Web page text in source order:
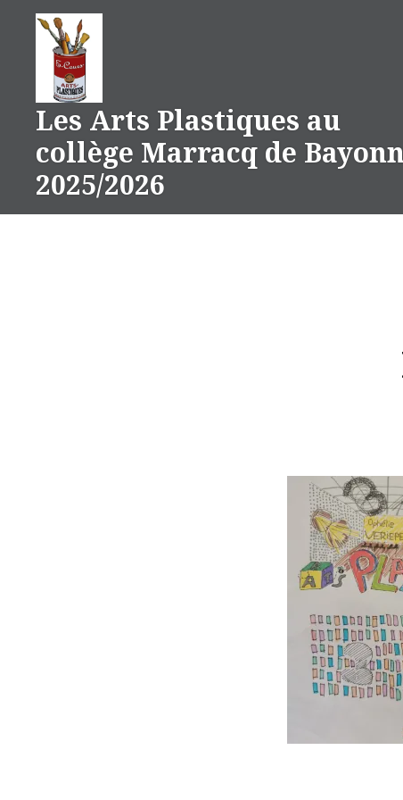
Les Arts Plastiques au
collège Marracq de
2025/2026